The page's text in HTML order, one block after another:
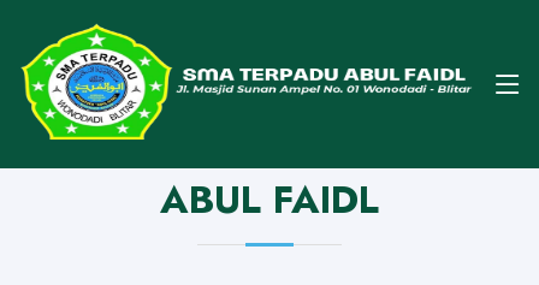
Home Semua Berita
ARTIKEL TAGS : PONPES
ABUL FAIDL